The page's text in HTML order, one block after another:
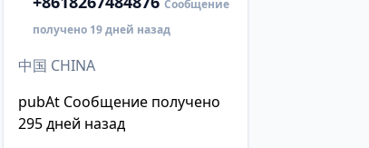
Сообщение
получено 19 дней назад
中国 CHINA
pubAt Сообщение получено
295 дней назад